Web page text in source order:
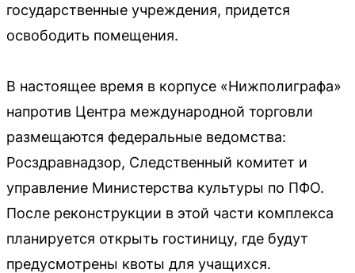
государственные учреждения, придется
освободить помещения.
В настоящее время в корпусе «Нижполиграфа»
напротив Центра международной торговли
размещаются федеральные ведомства:
Росздравнадзор, Следственный комитет и
управление Министерства культуры по ПФО.
После реконструкции в этой части комплекса
планируется открыть гостиницу, где будут
предусмотрены квоты для учащихся.